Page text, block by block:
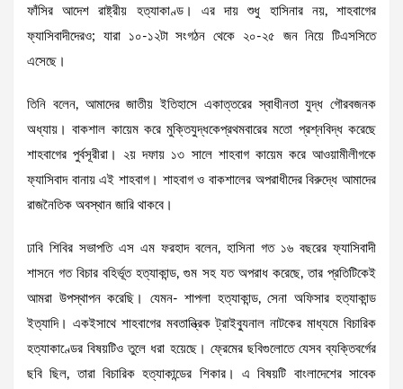
ফাঁসির আদেশ রাষ্ট্রীয় হত্যাকাণ্ড। এর দায় শুধু হাসিনার নয়, শাহবাগের
ফ্যাসিবাদীদেরও; যারা ১০-১২টা সংগঠন থেকে ২০-২৫ জন নিয়ে টিএসসিতে
এসেছে।
তিনি বলেন, আমাদের জাতীয় ইতিহাসে একাত্তরের স্বাধীনতা যুদ্ধ গৌরবজনক
অধ্যায়। বাকশাল কায়েম করে মুক্তিযুদ্ধকেপ্রথমবারের মতো প্রশ্নবিদ্ধ করেছে
শাহবাগের পুর্বসূরীরা। ২য় দফায় ১৩ সালে শাহবাগ কায়েম করে আওয়ামীলীগকে
ফ্যাসিবাদ বানায় এই শাহবাগ। শাহবাগ ও বাকশালের অপরাধীদের বিরুদ্ধে আমাদের
রাজনৈতিক অবস্থান জারি থাকবে।
ঢাবি শিবির সভাপতি এস এম ফরহাদ বলেন, হাসিনা গত ১৬ বছরের ফ্যাসিবাদী
শাসনে গত বিচার বহির্ভূত হত্যাকান্ড, গুম সহ যত অপরাধ করেছে, তার প্রতিটিকেই
আমরা উপস্থাপন করেছি। যেমন- শাপলা হত্যাকান্ড, সেনা অফিসার হত্যাকান্ড
ইত্যাদি। একইসাথে শাহবাগের মবতান্ত্রিক ট্রাইব্যুনাল নাটকের মাধ্যমে বিচারিক
হত্যাকাণ্ডের বিষয়টিও তুলে ধরা হয়েছে। ফ্রেমের ছবিগুলোতে যেসব ব্যক্তিবর্গের
ছবি ছিল, তারা বিচারিক হত্যাকান্ডের শিকার। এ বিষয়টি বাংলাদেশের সাবেক